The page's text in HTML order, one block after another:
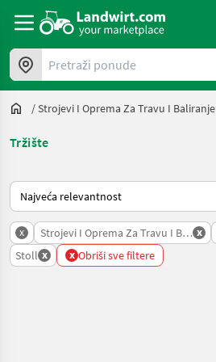
Pretraži ponude
/Strojevi I Oprema Za Travu I Baliranje
Tržište
Način na koji sortira Landwirt.com
x Strojevi I Oprema Za Travu I Baliranje
x
Stoll x x Obriši sve filtere